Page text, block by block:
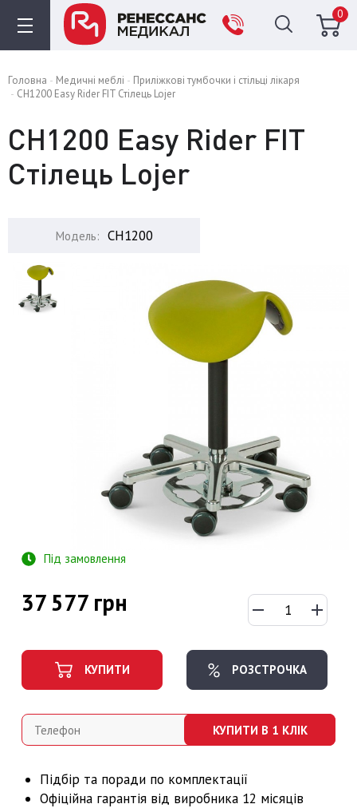
0
Головна Медичні меблі
Приліжкові тумбочки і стільці лікаря
CH1200 Easy Rider FIT Стілець Lojer
CH1200 Easy Rider FIT
Стілець Lojer
Модель: CH1200
Під замовлення
37 577 грн
КУПИТИ РОЗСТРОЧКА
КУПИТИ В 1 КЛІК
Підбір та поради по комплектації
Офіційна гарантія від виробника 12 місяців